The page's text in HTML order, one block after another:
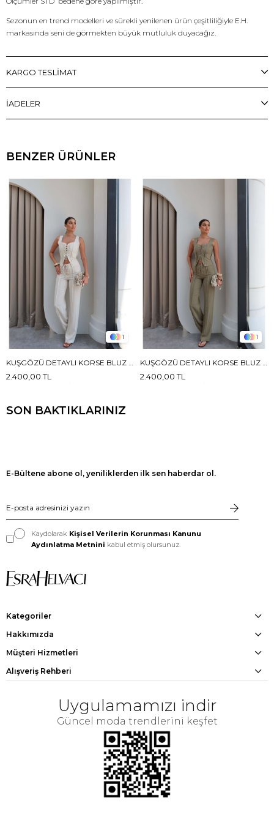
Sezonun en trend modelleri ve sürekli yenilenen ürün çeşitliliğiyle E.H.
markasında seni de görmekten büyük mutluluk duyacağız.
KARGO TESLİMAT
İADELER
BENZER ÜRÜNLER
1
2.400,00 TL
1
2.400,00 TL
SON BAKTIKLARINIZ
E-Bültene abone ol, yeniliklerden ilk sen haberdar ol.
Kaydolarak Kişisel Verilerin Korunması Kanunu
Aydınlatma Metnini kabul etmiş olursunuz.
Kategoriler
Hakkımızda
Müşteri Hizmetleri
Alışveriş Rehberi
Uygulamamızı indir
Güncel moda trendlerini keşfet